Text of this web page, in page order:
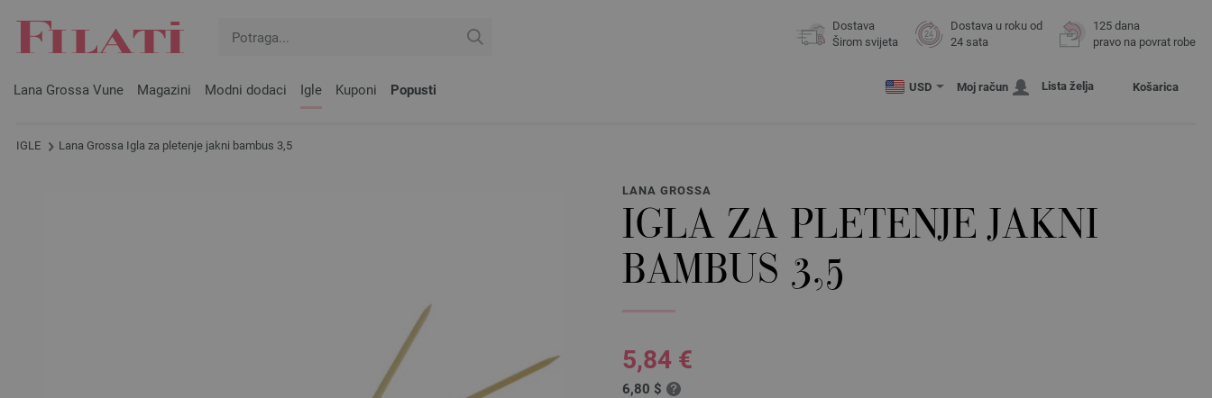
Dostava
Širom svijeta
Dostava u roku od
24 sata
125 dana
pravo na povrat robe
Lana Grossa Vune Magazini Modni dodaci Igle Kuponi Popusti USD Moj račun Lista želja Košarica
IGLE Lana Grossa Igla za pletenje jakni bambus 3,5
LANA GROSSA
IGLA ZA PLETENJE JAKNI
BAMBUS 3,5
5,84 €
6,80 $